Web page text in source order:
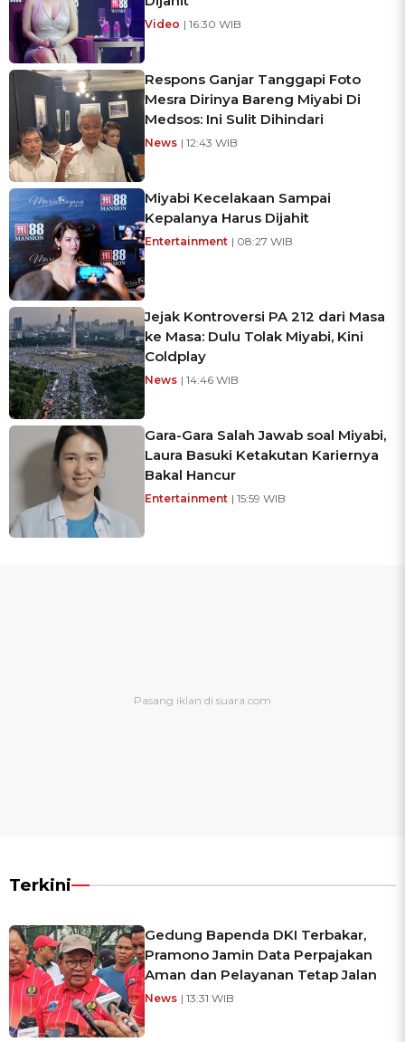
Video | 16:30 WIB
Respons Ganjar Tanggapi Foto
Mesra Dirinya Bareng Miyabi Di
Medsos: Ini Sulit Dihindari
News | 12:43 WIB
Miyabi Kecelakaan Sampai
Kepalanya Harus Dijahit
Entertainment | 08:27 WIB
Jejak Kontroversi PA 212 dari Masa
ke Masa: Dulu Tolak Miyabi, Kini
Coldplay
News | 14:46 WIB
Gara-Gara Salah Jawab soal Miyabi,
Laura Basuki Ketakutan Kariernya
Bakal Hancur
Entertainment | 15:59 WIB
Terkini
Gedung Bapenda DKI Terbakar,
Pramono Jamin Data Perpajakan
Aman dan Pelayanan Tetap Jalan
News | 13:31 WIB